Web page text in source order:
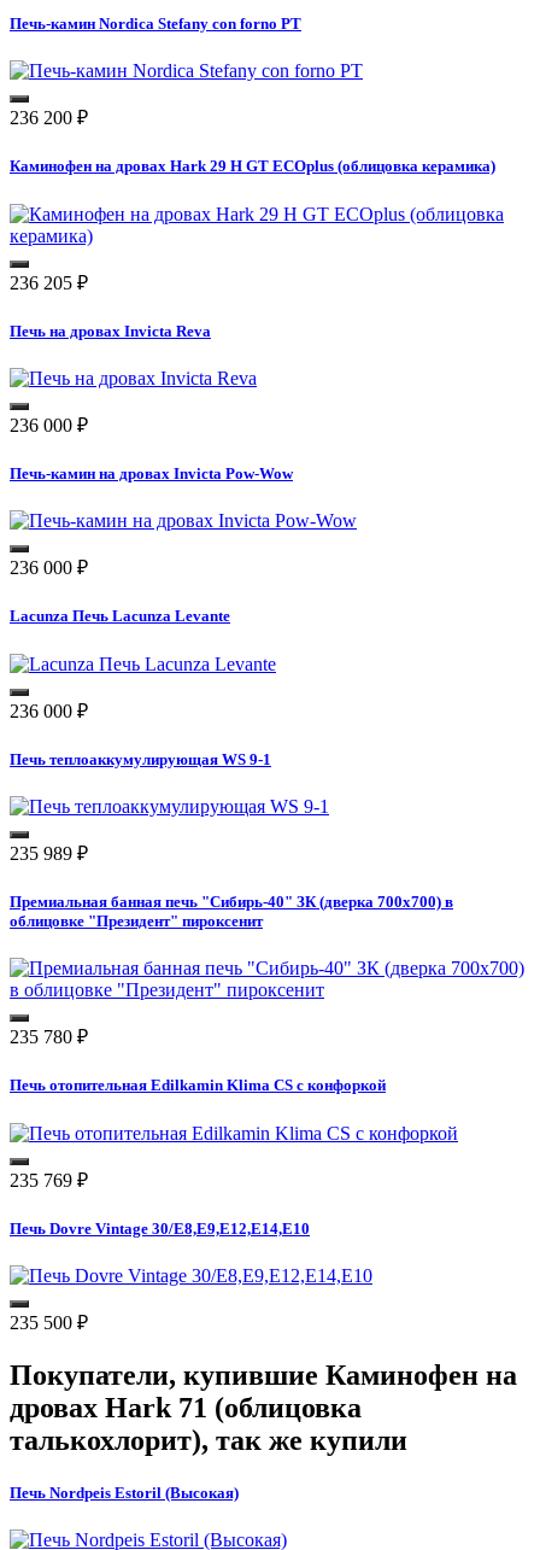
Печь-камин Nordica Stefany con forno PT
236 200 ₽
Каминофен на дровах Hark 29 H GT ECOplus (облицовка керамика)
236 205 ₽
Печь на дровах Invicta Reva
236 000 ₽
Печь-камин на дровах Invicta Pow-Wow
236 000 ₽
Lacunza Печь Lacunza Levante
236 000 ₽
Печь теплоаккумулирующая WS 9-1
235 989 ₽
Премиальная банная печь "Сибирь-40" ЗК (дверка 700х700) в
облицовке "Президент" пироксенит
235 780 ₽
Печь отопительная Edilkamin Klima CS с конфоркой
235 769 ₽
Печь Dovre Vintage 30/E8,E9,E12,E14,E10
235 500 ₽
Покупатели, купившие Каминофен на
дровах Hark 71 (облицовка
талькохлорит), так же купили
Печь Nordpeis Estoril (Высокая)